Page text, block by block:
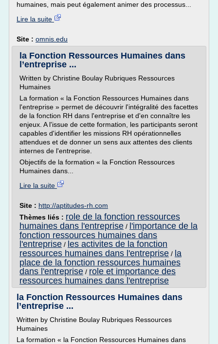
humaines, mais peut également animer des processus...
Lire la suite
Site : omnis.edu
la Fonction Ressources Humaines dans
l’entreprise ...
Written by Christine Boulay Rubriques Ressources
Humaines
La formation « la Fonction Ressources Humaines dans
l'entreprise » permet de découvrir l'intégralité des facettes
de la fonction RH dans l'entreprise et d'en connaître les
enjeux. A l'issue de cette formation, les participants seront
capables d'identifier les missions RH opérationnelles
attendues et de donner un sens aux attentes des clients
internes de l'entreprise.
Objectifs de la formation « la Fonction Ressources
Humaines dans...
Lire la suite
Site : http://aptitudes-rh.com
Thèmes liés : role de la fonction ressources
humaines dans l'entreprise / l'importance de la
fonction ressources humaines dans
l'entreprise / les activites de la fonction
ressources humaines dans l'entreprise / la
place de la fonction ressources humaines
dans l'entreprise / role et importance des
ressources humaines dans l'entreprise
la Fonction Ressources Humaines dans
l’entreprise ...
Written by Christine Boulay Rubriques Ressources
Humaines
La formation « la Fonction Ressources Humaines dans